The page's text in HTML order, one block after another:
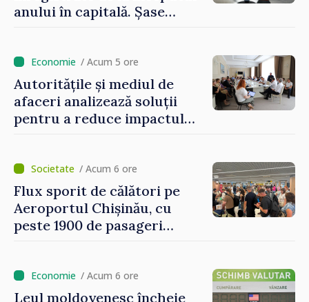
anului în capitală. Șase
/ Acum 5 ore
Autoritățile și mediul de
afaceri analizează soluții
pentru a reduce impactul
/ Acum 6 ore
Flux sporit de călători pe
Aeroportul Chișinău, cu
peste 1900 de pasageri
/ Acum 6 ore
Leul moldovenesc încheie